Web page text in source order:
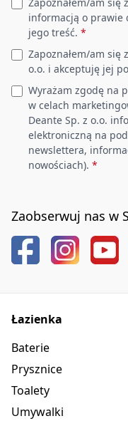
informacją o prawie
jego treść. *
Zapoznałem/am się z
o.o. i akceptuję jej
Wyrażam zgodę na
w celach
Deante Sp. z o.o.
elektroniczną na
newslettera,
nowościach). *
Zaobserwuj nas w
Łazienka
Baterie
Prysznice
Toalety
Umywalki